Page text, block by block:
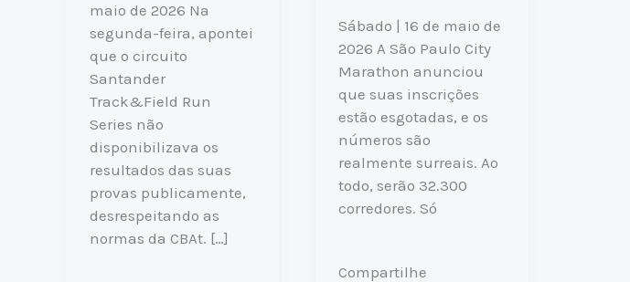
maio de 2026 Na
segunda-feira, apontei
que o circuito
Santander
Track&Field Run
Series não
disponibilizava os
resultados das suas
provas publicamente,
desrespeitando as
normas da CBAt. […]
Sábado | 16 de maio de
2026 A São Paulo City
Marathon anunciou
que suas inscrições
estão esgotadas, e os
números são
realmente surreais. Ao
todo, serão 32.300
corredores. Só
Compartilhe